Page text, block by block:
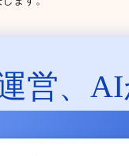
営、 AI